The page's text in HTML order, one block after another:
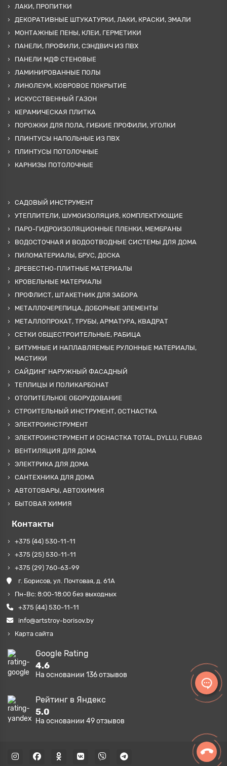
ЛАКИ, ПРОПИТКИ
ДЕКОРАТИВНЫЕ ШТУКАТУРКИ, ЛАКИ, КРАСКИ, ЭМАЛИ
МОНТАЖНЫЕ ПЕНЫ, КЛЕИ, ГЕРМЕТИКИ
ПАНЕЛИ, ПРОФИЛИ, СЭНДВИЧ ИЗ ПВХ
ПАНЕЛИ МДФ СТЕНОВЫЕ
ЛАМИНИРОВАННЫЕ ПОЛЫ
ЛИНОЛЕУМ, КОВРОВОЕ ПОКРЫТИЕ
ИСКУССТВЕННЫЙ ГАЗОН
КЕРАМИЧЕСКАЯ ПЛИТКА
ПОРОЖКИ ДЛЯ ПОЛА, ГИБКИЕ ПРОФИЛИ, УГОЛКИ
ПЛИНТУСЫ НАПОЛЬНЫЕ ИЗ ПВХ
ПЛИНТУСЫ ПОТОЛОЧНЫЕ
КАРНИЗЫ ПОТОЛОЧНЫЕ
САДОВЫЙ ИНСТРУМЕНТ
УТЕПЛИТЕЛИ, ШУМОИЗОЛЯЦИЯ, КОМПЛЕКТУЮЩИЕ
ПАРО-ГИДРОИЗОЛЯЦИОННЫЕ ПЛЕНКИ, МЕМБРАНЫ
ВОДОСТОЧНАЯ И ВОДООТВОДНЫЕ СИСТЕМЫ ДЛЯ ДОМА
ПИЛОМАТЕРИАЛЫ, БРУС, ДОСКА
ДРЕВЕСТНО-ПЛИТНЫЕ МАТЕРИАЛЫ
КРОВЕЛЬНЫЕ МАТЕРИАЛЫ
ПРОФЛИСТ, ШТАКЕТНИК ДЛЯ ЗАБОРА
МЕТАЛЛОЧЕРЕПИЦА, ДОБОРНЫЕ ЭЛЕМЕНТЫ
МЕТАЛЛОПРОКАТ, ТРУБЫ, АРМАТУРА, КВАДРАТ
СЕТКИ ОБЩЕСТРОИТЕЛЬНЫЕ, РАБИЦА
БИТУМНЫЕ И НАПЛАВЛЯЕМЫЕ РУЛОННЫЕ МАТЕРИАЛЫ,
МАСТИКИ
САЙДИНГ НАРУЖНЫЙ ФАСАДНЫЙ
ТЕПЛИЦЫ И ПОЛИКАРБОНАТ
ОТОПИТЕЛЬНОЕ ОБОРУДОВАНИЕ
СТРОИТЕЛЬНЫЙ ИНСТРУМЕНТ, ОСТНАСТКА
ЭЛЕКТРОИНСТРУМЕНТ
ЭЛЕКТРОИНСТРУМЕНТ И ОСНАСТКА TOTAL, DYLLU, FUBAG
ВЕНТИЛЯЦИЯ ДЛЯ ДОМА
ЭЛЕКТРИКА ДЛЯ ДОМА
САНТЕХНИКА ДЛЯ ДОМА
АВТОТОВАРЫ, АВТОХИМИЯ
БЫТОВАЯ ХИМИЯ
Контакты
+375 (44) 530-11-11
+375 (25) 530-11-11
+375 (29) 760-63-99
г. Борисов, ул. Почтовая, д. 61А
Пн-Вс: 8:00-18:00 без выходных
+375 (44) 530-11-11
info@artstroy-borisov.by
Карта сайта
Google Rating
4.6
На основании 136отзывов
Рейтинг в Яндекс
5.0
На основании 49отзывов